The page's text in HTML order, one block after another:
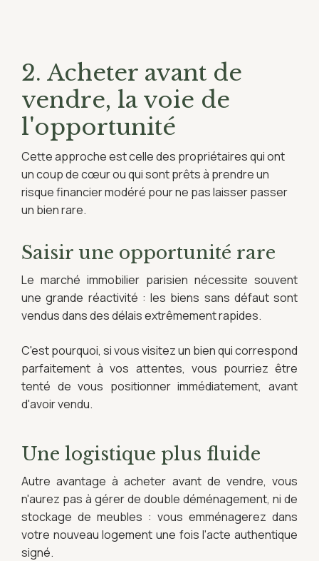
2. Acheter avant de
vendre, la voie de
l'opportunité
Cette approche est celle des propriétaires qui ont
un coup de cœur ou qui sont prêts à prendre un
risque financier modéré pour ne pas laisser passer
un bien rare.
Saisir une opportunité rare
Le marché immobilier parisien nécessite souvent
une grande réactivité : les biens sans défaut sont
vendus dans des délais extrêmement rapides.
C'est pourquoi, si vous visitez un bien qui correspond
parfaitement à vos attentes, vous pourriez être
tenté de vous positionner immédiatement, avant
d'avoir vendu.
Une logistique plus fluide
Autre avantage à acheter avant de vendre, vous
n'aurez pas à gérer de double déménagement, ni de
stockage de meubles : vous emménagerez dans
votre nouveau logement une fois l'acte authentique
signé.